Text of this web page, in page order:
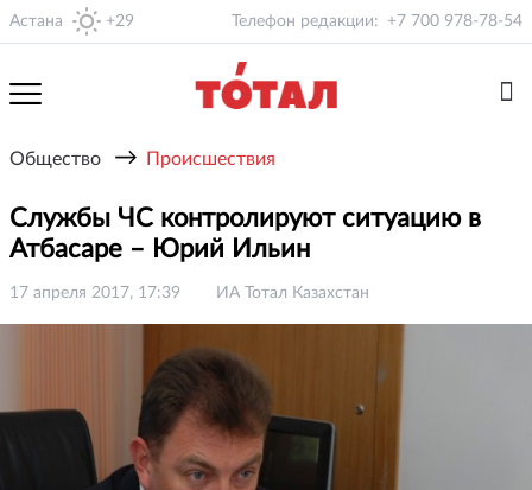
Астана +29 Телефон редакции: +7 700 978-78-54
Общество → Происшествия
Службы ЧС контролируют ситуацию в
Атбасаре – Юрий Ильин
17 апреля 2017, 17:39 ИА Тотал Казахстан